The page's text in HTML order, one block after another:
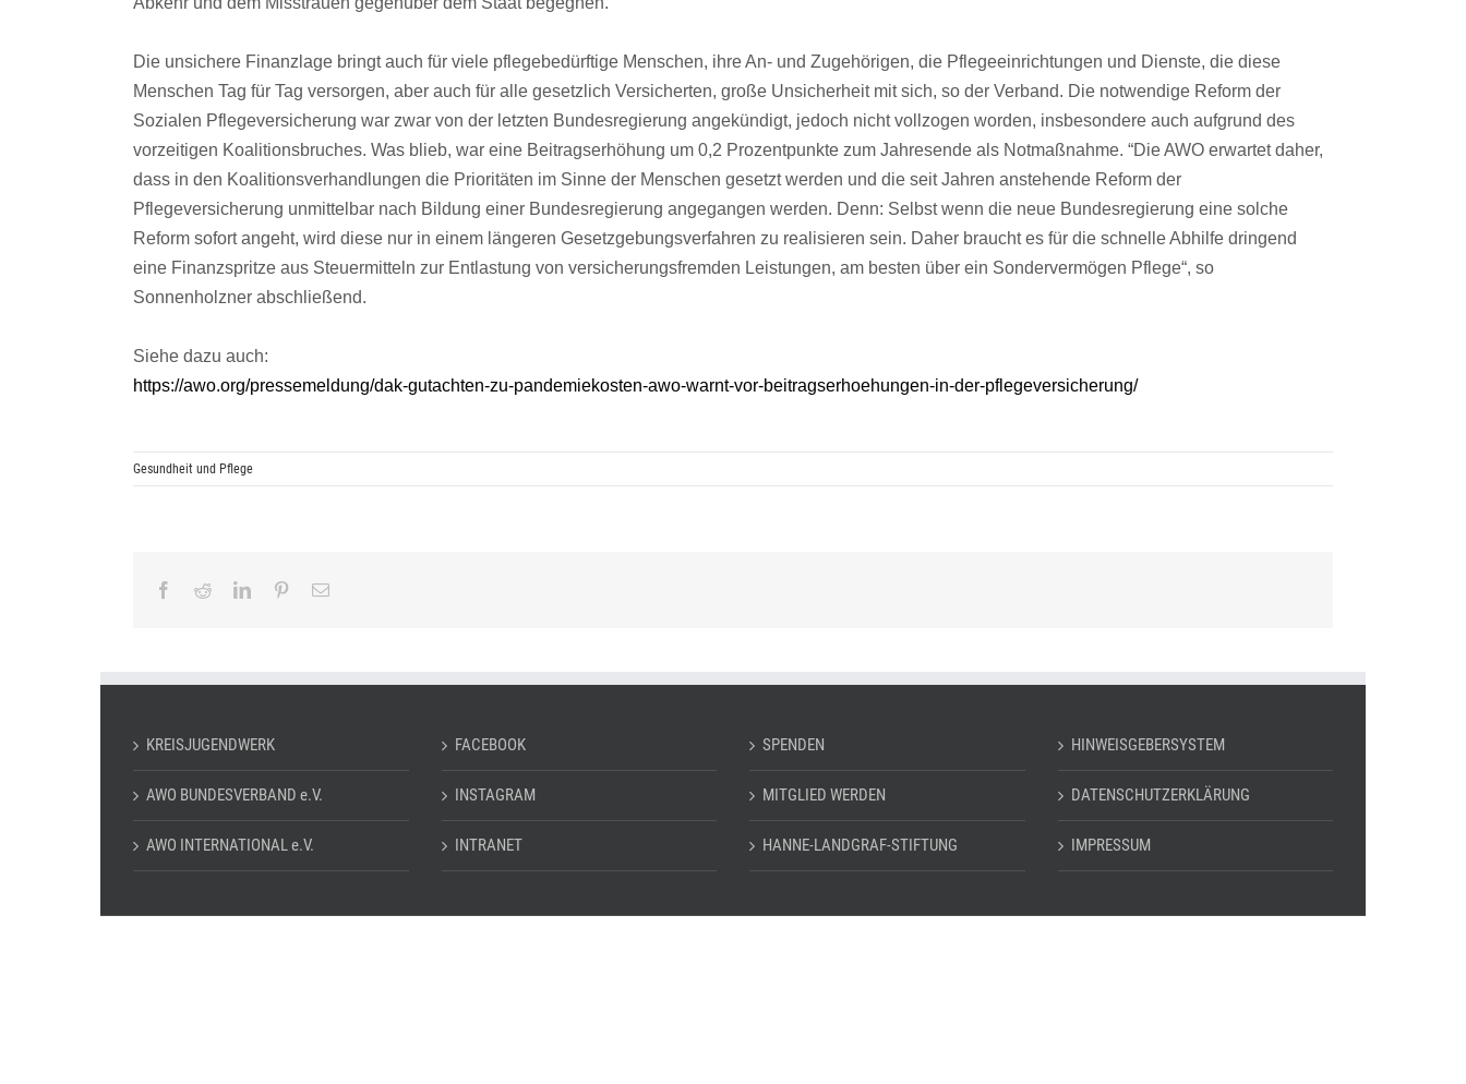
Die unsichere Finanzlage bringt auch für viele pflegebedürftige Menschen, ihre An- und Zugehörigen, die Pflegeeinrichtungen und Dienste, die diese
Menschen Tag für Tag versorgen, aber auch für alle gesetzlich Versicherten, große Unsicherheit mit sich, so der Verband. Die notwendige Reform der
Sozialen Pflegeversicherung war zwar von der letzten Bundesregierung angekündigt, jedoch nicht vollzogen worden, insbesondere auch aufgrund des
vorzeitigen Koalitionsbruches. Was blieb, war eine Beitragserhöhung um 0,2 Prozentpunkte zum Jahresende als Notmaßnahme. “Die AWO erwartet daher,
dass in den Koalitionsverhandlungen die Prioritäten im Sinne der Menschen gesetzt werden und die seit Jahren anstehende Reform der
Pflegeversicherung unmittelbar nach Bildung einer Bundesregierung angegangen werden. Denn: Selbst wenn die neue Bundesregierung eine solche
Reform sofort angeht, wird diese nur in einem längeren Gesetzgebungsverfahren zu realisieren sein. Daher braucht es für die schnelle Abhilfe dringend
eine Finanzspritze aus Steuermitteln zur Entlastung von versicherungsfremden Leistungen, am besten über ein Sondervermögen Pflege“, so
Sonnenholzner abschließend.
Siehe dazu auch:
https://awo.org/pressemeldung/dak-gutachten-zu-pandemiekosten-awo-warnt-vor-beitragserhoehungen-in-der-pflegeversicherung/
Gesundheit und Pflege
Facebook
RedditLinkedInPinterest
E-
KREISJUGENDWERK
AWO BUNDESVERBAND e.V.
AWO INTERNATIONAL e.V.
FACEBOOK
INSTAGRAM
INTRANET
SPENDEN
MITGLIED WERDEN
HANNE-LANDGRAF-STIFTUNG
HINWEISGEBERSYSTEM
DATENSCHUTZERKLÄRUNG
IMPRESSUM